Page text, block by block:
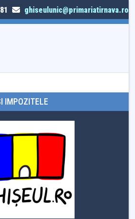
ghiseulunic@primariatirnava.ro
IMPOZITELE